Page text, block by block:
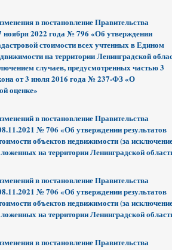
в постановление Правительства
ноября 2022 года № 796 «Об утверждении
стоимости всех учтенных в Едином
на территории Ленинградской
случаев, предусмотренных частью 3
от 3 июля 2016 года № 237-ФЗ «О
оценке»
в постановление Правительства
№ 706 «Об утверждении результатов
объектов недвижимости (за
на территории Ленинградской
в постановление Правительства
№ 706 «Об утверждении результатов
объектов недвижимости (за
на территории Ленинградской
в постановление Правительства